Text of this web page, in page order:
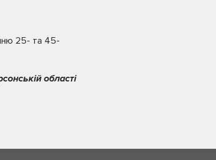
25- та 45-
області